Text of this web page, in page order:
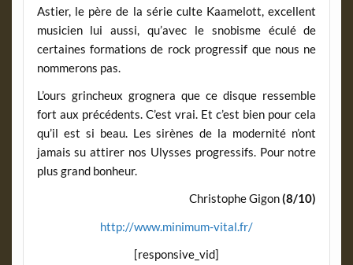
Astier, le père de la série culte Kaamelott, excellent
musicien lui aussi, qu’avec le snobisme éculé de
certaines formations de rock progressif que nous ne
nommerons pas.
L’ours grincheux grognera que ce disque ressemble
fort aux précédents. C’est vrai. Et c’est bien pour cela
qu’il est si beau. Les sirènes de la modernité n’ont
jamais su attirer nos Ulysses progressifs. Pour notre
plus grand bonheur.
Christophe Gigon(8/10)
http://www.minimum-vital.fr/
[responsive_vid]